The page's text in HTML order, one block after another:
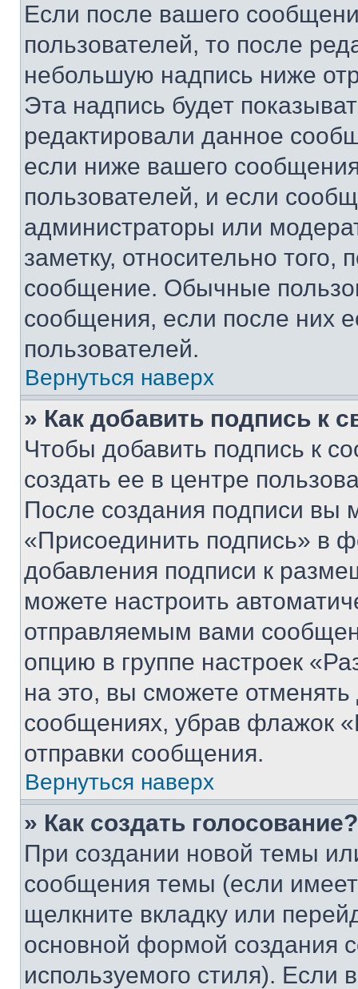
Если после вашего
пользователей, то после
небольшую надпись ниже
Эта надпись будет
редактировали данное
если ниже вашего
пользователей, и если
администраторы или
заметку, относительно
сообщение. Обычные
сообщения, если после них
пользователей.
Вернуться наверх
» Как добавить подпись к
Чтобы добавить подпись к
создать ее в центре
После создания подписи вы
«Присоединить подпись» в
добавления подписи к
можете настроить
отправляемым вами
опцию в группе настроек
на это, вы сможете
сообщениях, убрав флажок
отправки сообщения.
Вернуться наверх
» Как создать голосование?
При создании новой темы
сообщения темы (если
щелкните вкладку или
основной формой создания
используемого стиля). Если